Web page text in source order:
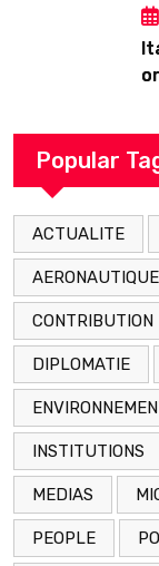
Popular
ACTUALITE
AERONAUTIQUE
CONTRIBUTION
DIPLOMATIE
INSTITUTIONS
MEDIAS
PEOPLE